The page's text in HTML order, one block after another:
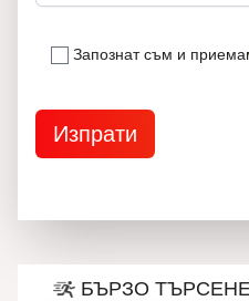
Запознат съм и
БЪРЗО